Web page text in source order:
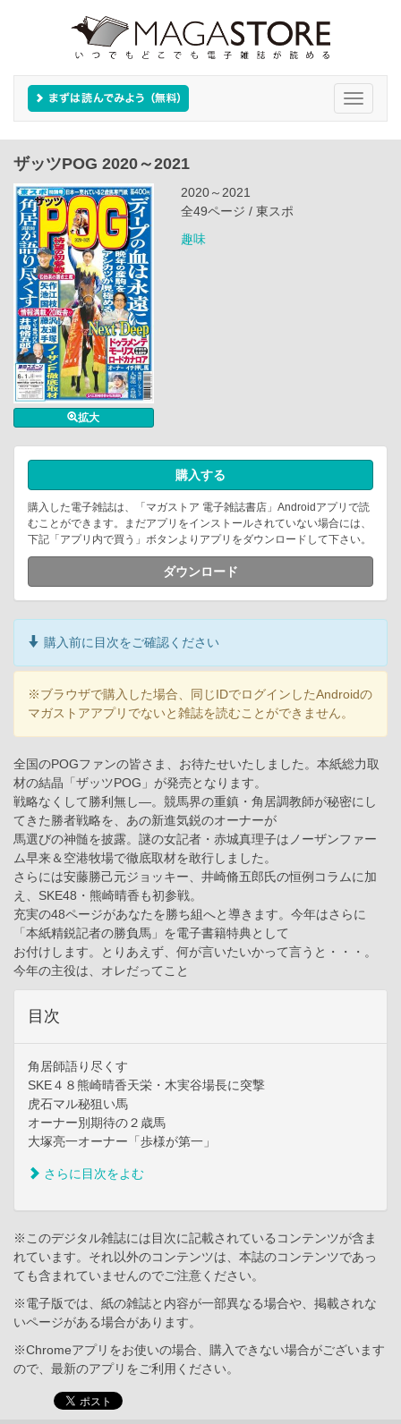
Toggle
ザッツPOG 2020～2021
拡大
2020～2021
全49ページ / 東スポ
趣味
購入する
購入した電子雑誌は、「マガストア 電子雑誌書店」Androidアプリで読
むことができます。まだアプリをインストールされていない場合には、
下記「アプリ内で買う」ボタンよりアプリをダウンロードして下さい。
ダウンロード
購入前に目次をご確認ください
※ブラウザで購入した場合、同じIDでログインしたAndroidの
マガストアアプリでないと雑誌を読むことができません。
全国のPOGファンの皆さま、お待たせいたしました。本紙総力取
材の結晶「ザッツPOG」が発売となります。
戦略なくして勝利無し―。競馬界の重鎮・角居調教師が秘密にし
てきた勝者戦略を、あの新進気鋭のオーナーが
馬選びの神髄を披露。謎の女記者・赤城真理子はノーザンファー
ム早来＆空港牧場で徹底取材を敢行しました。
さらには安藤勝己元ジョッキー、井崎脩五郎氏の恒例コラムに加
え、SKE48・熊崎晴香も初参戦。
充実の48ページがあなたを勝ち組へと導きます。今年はさらに
「本紙精鋭記者の勝負馬」を電子書籍特典として
お付けします。とりあえず、何が言いたいかって言うと・・・。
今年の主役は、オレだってこと
目次
角居師語り尽くす
SKE４８熊崎晴香天栄・木実谷場長に突撃
虎石マル秘狙い馬
オーナー別期待の２歳馬
大塚亮一オーナー「歩様が第一」
さらに目次をよむ
※このデジタル雑誌には目次に記載されているコンテンツが含ま
れています。それ以外のコンテンツは、本誌のコンテンツであっ
ても含まれていませんのでご注意ください。
※電子版では、紙の雑誌と内容が一部異なる場合や、掲載されな
いページがある場合があります。
※Chromeアプリをお使いの場合、購入できない場合がございます
ので、最新のアプリをご利用ください。